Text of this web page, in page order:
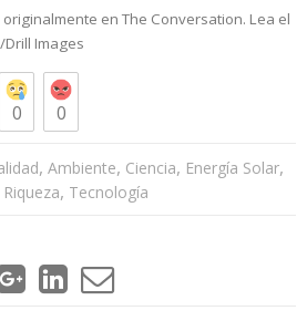
en The Conversation. Lea el
Images
0 0
, Ambiente, Ciencia, Energía Solar,
Riqueza, Tecnología